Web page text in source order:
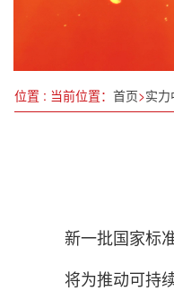
位置 : 当前位置： 首页>实力
新一批国家标
将为推动可持